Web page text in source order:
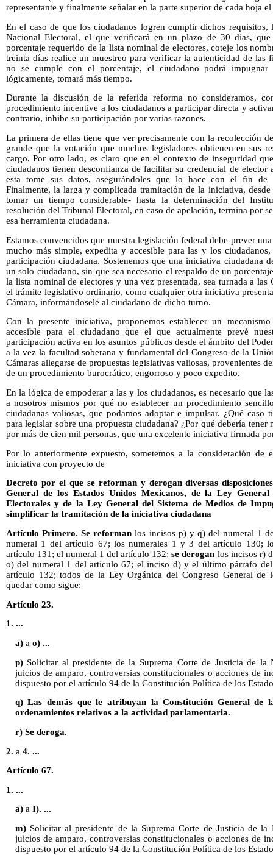
representante y finalmente señalar en la parte superior de cada hoja
En el caso de que los ciudadanos logren cumplir dichos requisitos,
Nacional Electoral, el que verificará en un plazo de 30 días, que
porcentaje requerido de la lista nominal de electores, coteje los
treinta días realice un muestreo para verificar la autenticidad de las
no se cumple con el porcentaje, el ciudadano podrá
lógicamente, tomará más tiempo.
Durante la discusión de la referida reforma no consideramos,
procedimiento incentive a los ciudadanos a participar directa y
contrario, inhibe su participación por varias razones.
La primera de ellas tiene que ver precisamente con la recolección
grande que la votación que muchos legisladores obtienen en sus
cargo. Por otro lado, es claro que en el contexto de inseguridad
ciudadanos tienen desconfianza de facilitar su credencial de elector
esta tome sus datos, asegurándoles que lo hace con el fin de
Finalmente, la larga y complicada tramitación de la iniciativa,
tomar un tiempo considerable- hasta la determinación del
resolución del Tribunal Electoral, en caso de apelación, termina por
esa herramienta ciudadana.
Estamos convencidos que nuestra legislación federal debe prever
mucho más simple, expedita y accesible para las y los
participación ciudadana. Sostenemos que una iniciativa ciudadana
un solo ciudadano, sin que sea necesario el respaldo de un
la lista nominal de electores y una vez presentada, sea turnada a las
el trámite legislativo ordinario, como cualquier otra iniciativa
Cámara, informándosele al ciudadano de dicho turno.
Con la presente iniciativa, proponemos establecer un
accesible para el ciudadano que el que actualmente prevé
participación activa en los asuntos públicos desde el ámbito del
a la vez la facultad soberana y fundamental del Congreso de la
Cámaras allegarse de propuestas legislativas valiosas, provenientes
de un procedimiento burocrático, engorroso y poco expedito.
En la lógica de empoderar a las y los ciudadanos, es necesario que
a nosotros mismos por qué no establecer un procedimiento
ciudadanas valiosas, que podamos adoptar e impulsar. ¿Qué
para legislar sobre una propuesta ciudadana? ¿Por qué debería
por más de cien mil personas, que una excelente iniciativa firmada
Por lo anteriormente expuesto, sometemos a la consideración de
iniciativa con proyecto de
Decreto por el que se reforman y derogan diversas
General de los Estados Unidos Mexicanos, de la Ley
Electorales y de la Ley General del Sistema de Medios de
simplificar la tramitación de la iniciativa ciudadana
Artículo Primero. Se reforman los incisos p) y q) del numeral 1
numeral 1 del artículo 67; los numerales 1 y 3 del artículo 130;
artículo 131; el numeral 1 del artículo 132;se derogan los incisos r)
o) del numeral 1 del artículo 67; el inciso d) y el último párrafo
artículo 132; todos de la Ley Orgánica del Congreso General de
quedar como sigue:
Artículo 23.
1. ...
a)a o) ...
p) Solicitar al presidente de la Suprema Corte de Justicia de
juicios de amparo, controversias constitucionales o acciones de
dispuesto por el artículo 94 de la Constitución Política de los
q) Las demás que le atribuyan la Constitución General de
ordenamientos relativos a la actividad parlamentaria.
r) Se deroga.
2. a 4. ...
Artículo 67.
1. ...
a)a I). ...
m) Solicitar al presidente de la Suprema Corte de Justicia de
juicios de amparo, controversias constitucionales o acciones de
dispuesto por el artículo 94 de la Constitución Política de los